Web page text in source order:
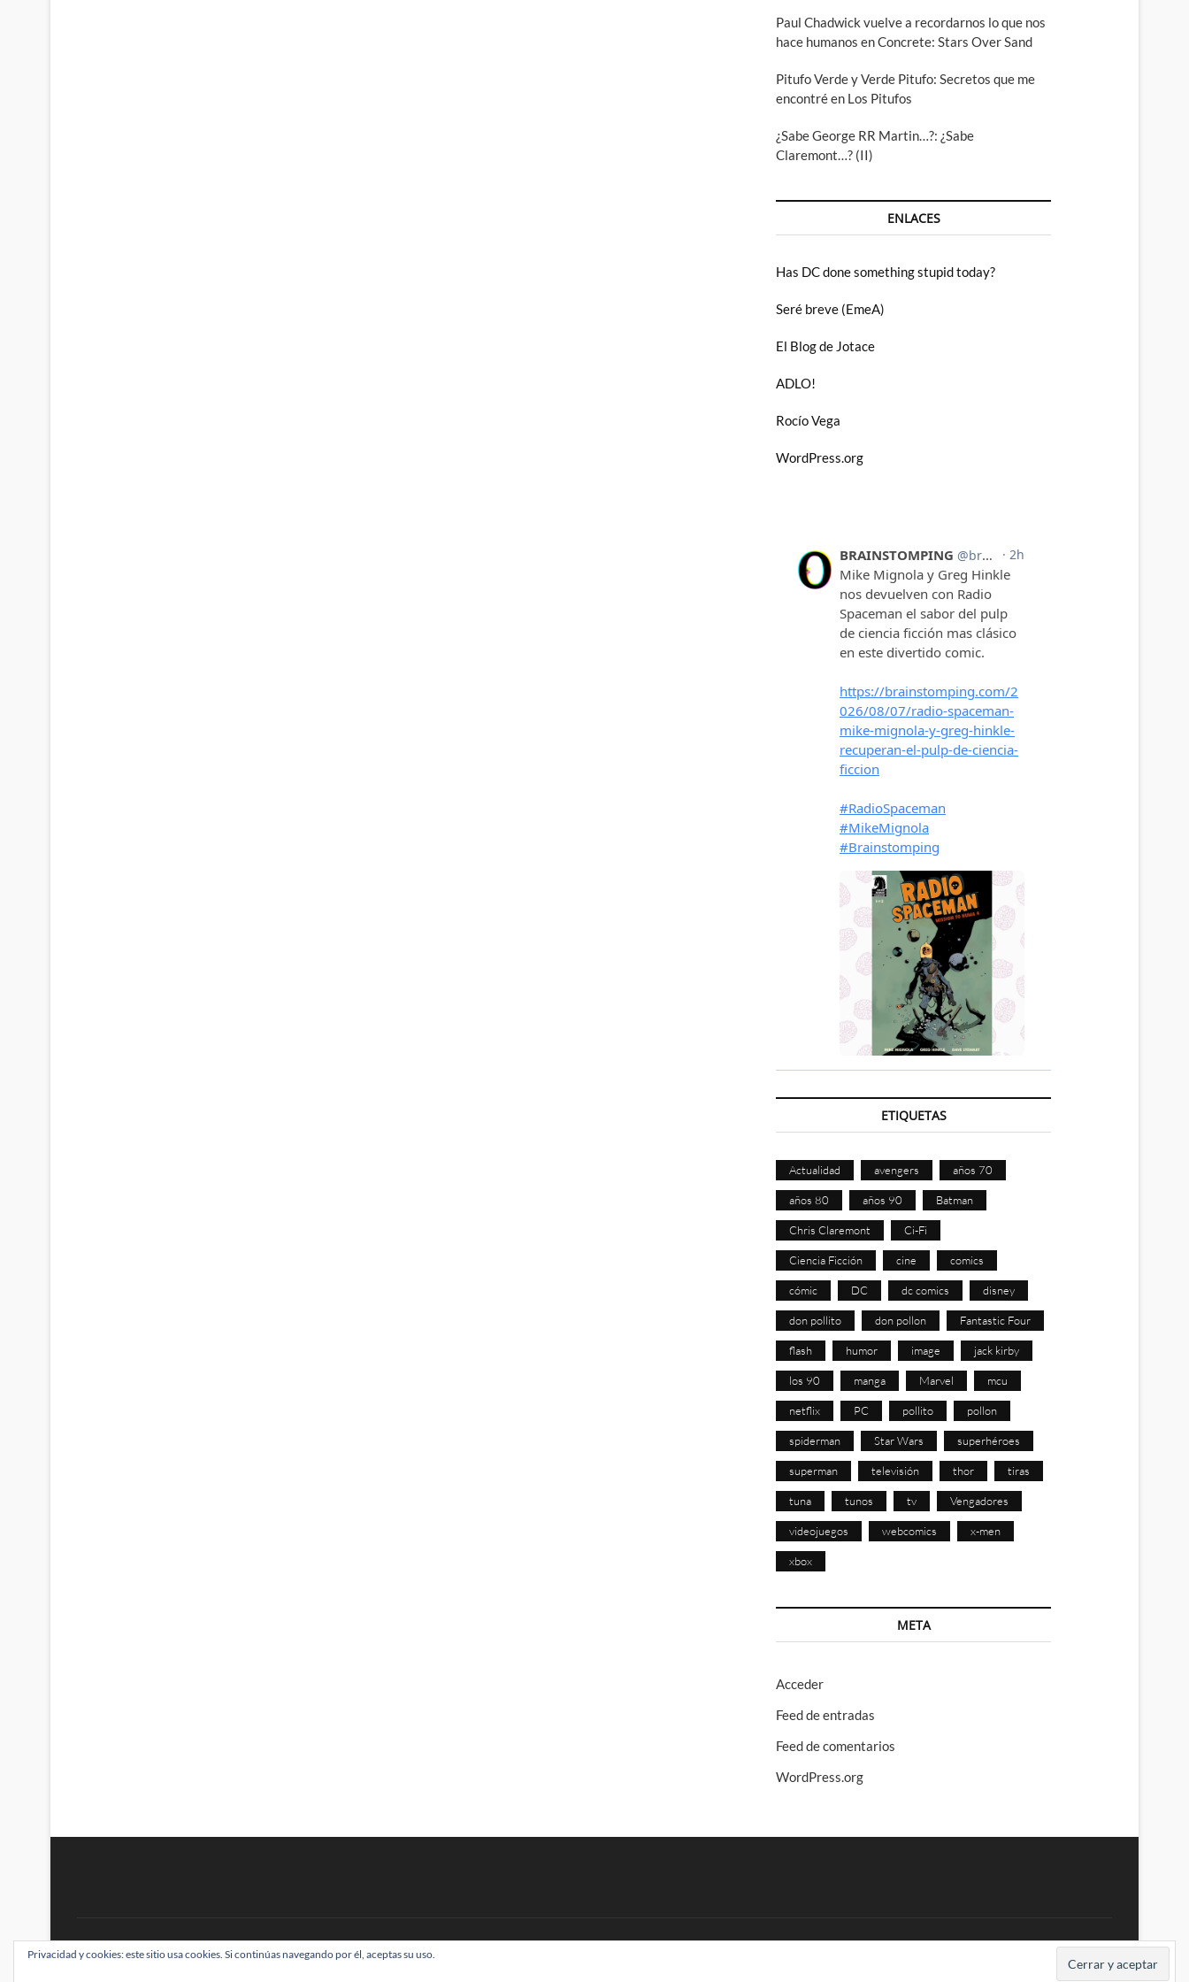
Paul Chadwick vuelve a recordarnos lo que nos
hace humanos en Concrete: Stars Over Sand
Pitufo Verde y Verde Pitufo: Secretos que me
encontré en Los Pitufos
¿Sabe George RR Martin…?: ¿Sabe
Claremont…? (II)
ENLACES
Has DC done something stupid today?
Seré breve (EmeA)
El Blog de Jotace
ADLO!
Rocío Vega
WordPress.org
ETIQUETAS
Actualidad avengers años 70
años 80 años 90 Batman
Chris Claremont Ci-Fi
Ciencia Ficción cine comics
cómic DC dc comics disney
don pollito don pollon Fantastic Four
flash humor image jack kirby
los 90 manga Marvel mcu
netflix PC pollito pollon
spiderman Star Wars superhéroes
superman televisión thor tiras
tuna tunos tv Vengadores
videojuegos webcomics x-men
xbox
META
Acceder
Feed de entradas
Feed de comentarios
WordPress.org
BRAINSTOMPING| Diseñado por:Theme Freesia|WordPress| © Todos los derechos reservados
Privacidad y cookies: este sitio usa cookies. Si continúas navegando por él, aceptas su uso.